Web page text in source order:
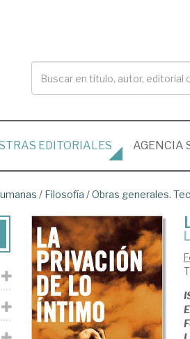
EDITORIALES AGENCIA
/ Filosofía /Obras generales.